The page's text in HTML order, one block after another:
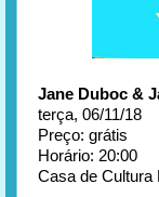
Jane Duboc &
terça, 06/11/18
Preço: grátis
Horário: 20:00
Casa de Cultura